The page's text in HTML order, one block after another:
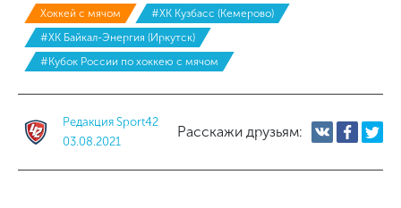
Хоккей с мячом
#ХК Кузбасс (Кемерово)
#ХК Байкал-Энергия (Иркутск)
#Кубок России по хоккею с мячом
Редакция Sport42
03.08.2021
Расскажи друзьям: